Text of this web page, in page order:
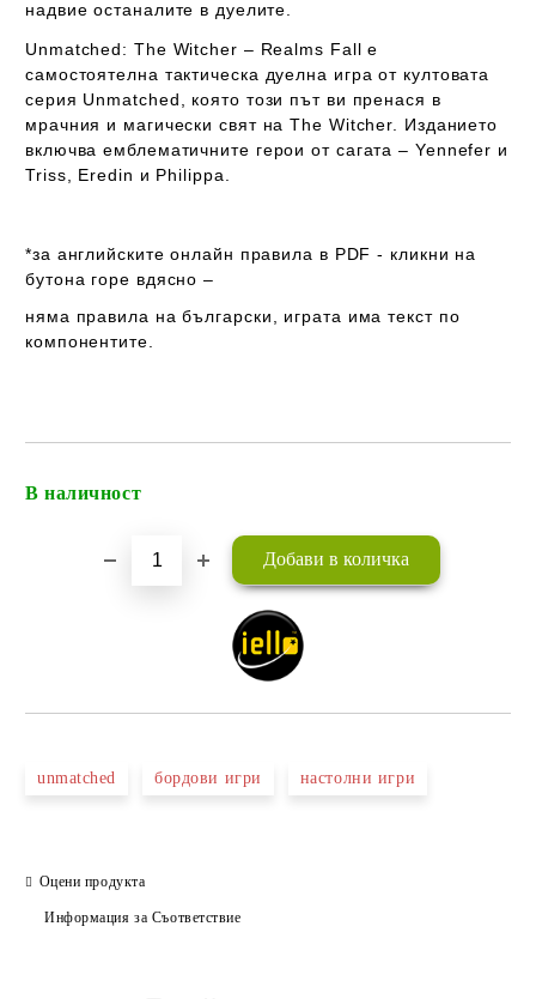
надвие останалите в дуелите.
Unmatched: The Witcher – Realms Fall е
самостоятелна тактическа дуелна играот култовата
серия Unmatched която този път ви пренася в
мрачния и магическисвят наThe Witcher
Изданието
включваемблематичните героиот сагата – Yennefer и
Triss, Eredin и Philippa
*за английските онлайн правила в PDF - кликни на
бутона горе вдясно –
няма правила на български , играта има текст по
компонентите.
В наличност
unmatched бордови игри настолни игри
Оцени продукта
Информация за Съответствие